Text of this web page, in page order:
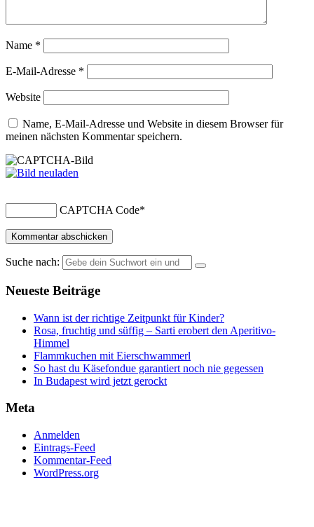
Name *
E-Mail-Adresse *
Website
Name, E-Mail-Adresse und Website in diesem Browser für
meinen nächsten Kommentar speichern.
CAPTCHA Code*
Suche nach:
Neueste Beiträge
Wann ist der richtige Zeitpunkt für Kinder?
Rosa, fruchtig und süffig – Sarti erobert den Aperitivo-
Himmel
Flammkuchen mit Eierschwammerl
So hast du Käsefondue garantiert noch nie gegessen
In Budapest wird jetzt gerockt
Meta
Anmelden
Eintrags-Feed
Kommentar-Feed
WordPress.org